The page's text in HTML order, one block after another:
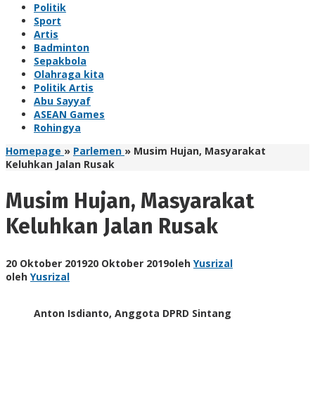
Politik
Sport
Artis
Badminton
Sepakbola
Olahraga kita
Politik Artis
Abu Sayyaf
ASEAN Games
Rohingya
Homepage » Parlemen » Musim Hujan, Masyarakat
Keluhkan Jalan Rusak
Musim Hujan, Masyarakat
Keluhkan Jalan Rusak
20 Oktober 201920 Oktober 2019oleh Yusrizal
oleh Yusrizal
Anton Isdianto, Anggota DPRD Sintang